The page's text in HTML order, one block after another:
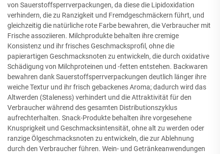
von Sauerstoffsperrverpackungen, da diese die Lipidoxidation
verhindern, die zu Ranzigkeit und Fremdgeschmäckern führt, und
gleichzeitig die natürliche rote Farbe bewahren, die Verbraucher mit
Frische assoziieren. Milchprodukte behalten ihre cremige
Konsistenz und ihr frisches Geschmacksprofil, ohne die
papierartigen Geschmacksnoten zu entwickeln, die durch oxidative
Schädigung von Milchproteinen und -fetten entstehen. Backwaren
bewahren dank Sauerstoffsperrverpackungen deutlich länger ihre
weiche Textur und ihr frisch gebackenes Aroma; dadurch wird das
Altwerden (Staleness) verhindert und die Attraktivität für den
Verbraucher während des gesamten Distributionszyklus
aufrechterhalten. Snack-Produkte behalten ihre vorgesehene
Knusprigkeit und Geschmacksintensität, ohne alt zu werden oder
ranzige Ölgeschmacksnoten zu entwickeln, die zur Ablehnung
durch den Verbraucher führen. Wein- und Getränkeanwendungen